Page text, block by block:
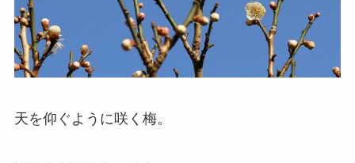
天を仰ぐように咲く梅。